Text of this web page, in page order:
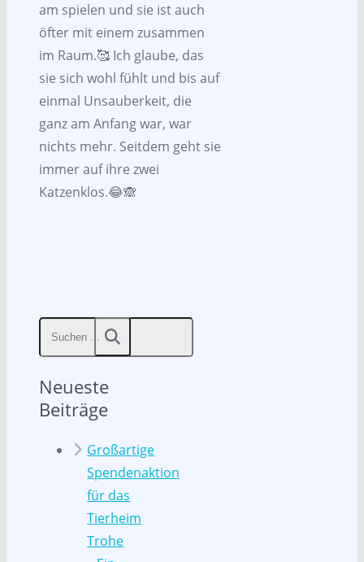
am spielen und sie ist auch
öfter mit einem zusammen
im Raum.🥰 Ich glaube, das
sie sich wohl fühlt und bis auf
einmal Unsauberkeit, die
ganz am Anfang war, war
nichts mehr. Seitdem geht sie
immer auf ihre zwei
Katzenklos.😂🙈
Neueste
Beiträge
Großartige
Spendenaktion
für das
Tierheim
Trohe